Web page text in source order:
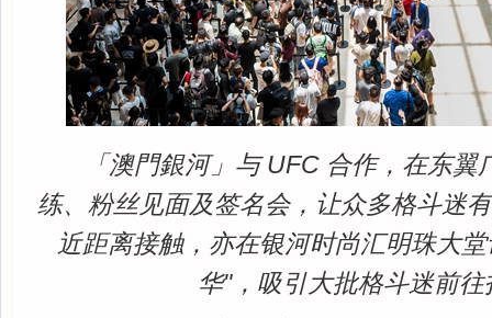
「澳門銀河」与 UFC 合作，在东
练、粉丝见面及签名会，让众多格斗迷
近距离接触，亦在银河时尚汇明珠大
华"，吸引大批格斗迷前往